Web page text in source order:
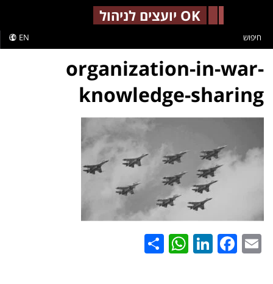
OK יועצים לניהול
EN חיפוש
organization-in-war-
knowledge-sharing
Email
Facebook
LinkedIn
WhatsApp